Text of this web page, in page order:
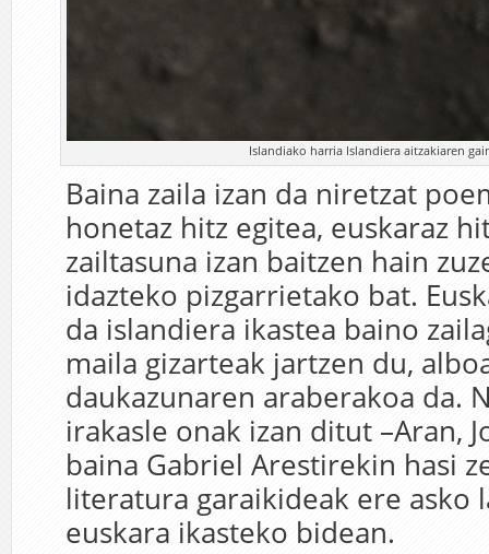
Islandiako harria Islandiera aitzakiaren
Baina zaila izan da niretzat
honetaz hitz egitea, euskaraz
zailtasuna izan baitzen hain
idazteko pizgarrietako bat.
da islandiera ikastea baino
maila gizarteak jartzen du,
daukazunaren araberakoa da.
irakasle onak izan ditut –Aran,
baina Gabriel Arestirekin hasi
literatura garaikideak ere asko
euskara ikasteko bidean.